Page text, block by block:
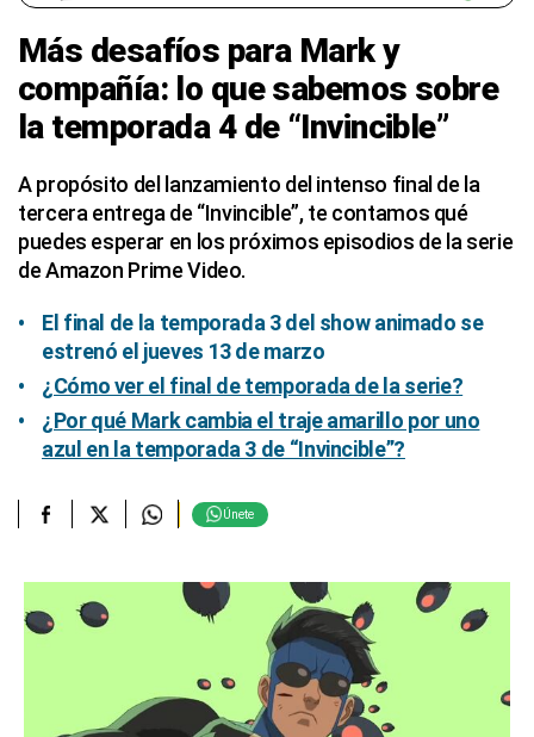
Más desafíos para Mark y
compañía: lo que sabemos sobre
la temporada 4 de “Invincible”
A propósito del lanzamiento del intenso final de la
tercera entrega de “Invincible”, te contamos qué
puedes esperar en los próximos episodios de la serie
de Amazon Prime Video.
El final de la temporada 3 del show animado se
estrenó el jueves 13 de marzo
¿Cómo ver el final de temporada de la serie?
¿Por qué Mark cambia el traje amarillo por uno
azul en la temporada 3 de “Invincible”?
Únete